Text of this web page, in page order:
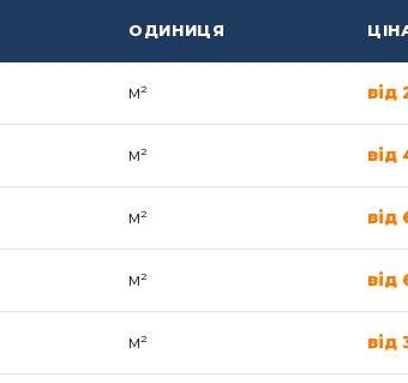
ОДИНИЦЯ
м² від
м² від
м² від
м² від
м² від